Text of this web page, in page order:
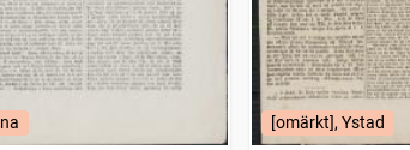
[omärkt], Ystad